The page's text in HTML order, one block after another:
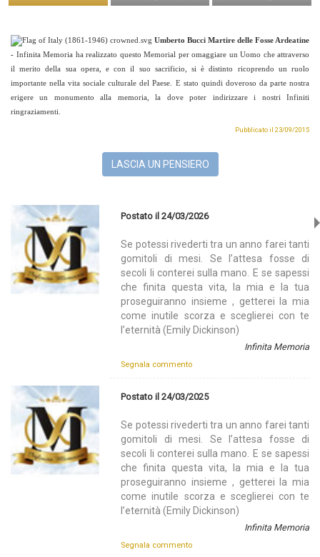
Umberto Bucci Martire delle Fosse Ardeatine
- Infinita Memoria ha realizzato questo Memorial per omaggiare un Uomo che attraverso
il merito della sua opera, e con il suo sacrificio, si è distinto ricoprendo un ruolo
importante nella vita sociale culturale del Paese. E stato quindi doveroso da parte nostra
erigere un monumento alla memoria, la dove poter indirizzare i nostri Infiniti
ringraziamenti.
Pubblicato il 23/09/2015
LASCIA UN PENSIERO
Postato il 24/03/2026
Se potessi rivederti tra un anno farei tanti
gomitoli di mesi. Se l’attesa fosse di
secoli li conterei sulla mano. E se sapessi
che finita questa vita, la mia e la tua
proseguiranno insieme , getterei la mia
come inutile scorza e sceglierei con te
l’eternità (Emily Dickinson)
Infinita Memoria
Segnala commento
Postato il 24/03/2025
Se potessi rivederti tra un anno farei tanti
gomitoli di mesi. Se l’attesa fosse di
secoli li conterei sulla mano. E se sapessi
che finita questa vita, la mia e la tua
proseguiranno insieme , getterei la mia
come inutile scorza e sceglierei con te
l’eternità (Emily Dickinson)
Infinita Memoria
Segnala commento